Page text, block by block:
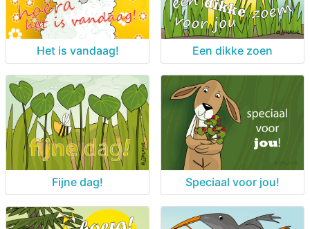
Het is vandaag! Een dikke zoen
Fijne dag! Speciaal voor jou!